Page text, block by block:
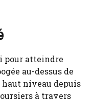
pour atteindre
au-dessus de
haut niveau depuis
à travers